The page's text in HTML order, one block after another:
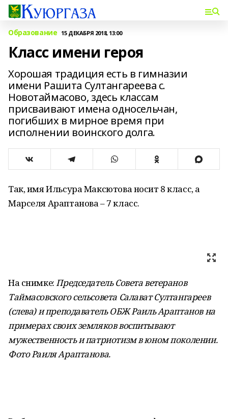
Образование 15 ДЕКАБРЯ 2018, 13:00
Класс имени героя
Хорошая традиция есть в гимназии
имени Рашита Султангареева с.
Новотаймасово, здесь классам
присваивают имена односельчан,
погибших в мирное время при
исполнении воинского долга.
Так, имя Ильсура Максютова носит 8 класс, а
Марселя Араптанова – 7 класс.
На снимке:Председатель Совета ветеранов
Таймасовского сельсовета Салават Султангареев
(слева) и преподаватель ОБЖ Раиль Араптанов на
примерах своих земляков воспитывают
мужественность и патриотизм в юном поколении.
Фото Раиля Араптанова.